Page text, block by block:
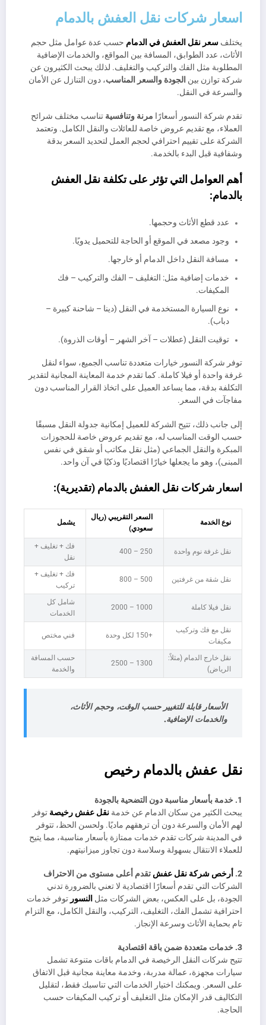
اسعار شركات نقل العفش بالدمام
يختلف سعر نقل العفش في الدمام حسب عدة عوامل مثل حجم
الأثاث، عدد الطوابق، المسافة بين المواقع، والخدمات الإضافية
المطلوبة مثل الفك والتركيب والتغليف. لذلك يبحث الكثيرون عن
شركة توازن بين الجودة والسعر المناسب، دون التنازل عن الأمان
والسرعة في النقل.
تقدم شركة النسور أسعارًا مرنة وتنافسية تناسب مختلف شرائح
العملاء، مع تقديم عروض خاصة للعائلات والنقل الكامل. وتعتمد
الشركة على تقييم احترافي لحجم العمل لتحديد السعر بدقة
وشفافية قبل البدء بالخدمة.
أهم العوامل التي تؤثر علىتكلفة نقل العفش
بالدمام:
عدد قطع الأثاث وحجمها.
وجود مصعد في الموقع أو الحاجة للتحميل يدويًا.
مسافة النقل داخل الدمام أو خارجها.
خدمات إضافية مثل: التغليف – الفك والتركيب – فك
المكيفات.
نوع السيارة المستخدمة في النقل (دينا – شاحنة كبيرة –
دباب).
توقيت النقل (عطلات – آخر الشهر – أوقات الذروة).
توفر شركة النسور خيارات متعددة تناسب الجميع، سواء لنقل
غرفة واحدة أو فيلا كاملة. كما تقدم خدمة المعاينة المجانية لتقدير
التكلفة بدقة، مما يساعد العميل على اتخاذ القرار المناسب دون
مفاجآت في السعر.
إلى جانب ذلك، تتيح الشركة للعميل إمكانية جدولة النقل مسبقًا
حسب الوقت المناسب له، مع تقديم عروض خاصة للحجوزات
المبكرة والنقل الجماعي (مثل نقل مكاتب أو شقق في نفس
المبنى)، وهو ما يجعلها خيارًا اقتصاديًا وذكيًا في آن واحد.
اسعار شركات نقل العفش بالدمام (تقديرية):
نوع الخدمة
السعر التقريبي (ريال
سعودي)
يشمل
نقل غرفة نوم واحدة 250 – 400
فك + تغليف +
نقل
نقل شقة من غرفتين 500 – 800
فك + تغليف +
تركيب
نقل فيلا كاملة 1000 – 2000
شامل كل
الخدمات
نقل مع فك وتركيب
مكيفات
+150 لكل وحدة فني مختص
نقل خارج الدمام (مثلاً:
الرياض)
1300 – 2500
حسب المسافة
والخدمة
الأسعار قابلة للتغيير حسب الوقت، وحجم الأثاث،
والخدمات الإضافية.
نقل عفش بالدمام رخيص
1. خدمة بأسعار مناسبة دون التضحية بالجودة
يبحث الكثير من سكان الدمام عن خدمة نقل عفش رخيصة توفر
لهم الأمان والسرعة دون أن ترهقهم ماديًا. ولحسن الحظ، تتوفر
في المدينة شركات تقدم خدمات ممتازة بأسعار مناسبة، مما يتيح
للعملاء الانتقال بسهولة وسلاسة دون تجاوز ميزانيتهم.
2. أرخص شركة نقل عفش تقدم أعلى مستوى من الاحتراف
الشركات التي تقدم أسعارًا اقتصادية لا تعني بالضرورة تدني
الجودة، بل على العكس، بعض الشركات مثل النسور توفر خدمات
احترافية تشمل الفك، التغليف، التركيب، والنقل الكامل، مع التزام
تام بحماية الأثاث وسرعة الإنجاز.
3. خدمات متعددة ضمن باقة اقتصادية
تتيح شركات النقل الرخيصة في الدمام باقات متنوعة تشمل
سيارات مجهزة، عمالة مدربة، وخدمة معاينة مجانية قبل الاتفاق
على السعر. ويمكنك اختيار الخدمات التي تناسبك فقط، لتقليل
التكاليف قدر الإمكان مثل التغليف أو تركيب المكيفات حسب
الحاجة.